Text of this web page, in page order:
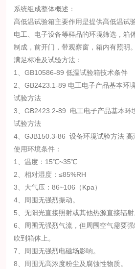
系统组成整体概述：
高低温试验箱主要作用是提供高低温试
电工、电子设备等样品的环境筛选，箱
制成，前开门，带观察窗，箱内有照明。
满足标准及试验方法：
1、GB10586-89 低温试验箱技术条件
2、GB2423.1-89 电工电子产品基本环
试验方法
3、GB2423.2-89 电工电子产品基本环
试验方法
4、GJB150.3-86 设备环境试验方法 高
使用环境条件：
1、温度：15℃~35℃
2、相对湿度：≤85%RH
3、大气压：86~106（Kpa）
4、周围无强烈振动。
5、无阳光直接照射或其他热源直接辐射
6、周围无强烈气流，但周围空气需要
吹到箱体上。
7、周围无强烈电磁场影响。
8、周围无高浓度粉尘及腐蚀性物质。